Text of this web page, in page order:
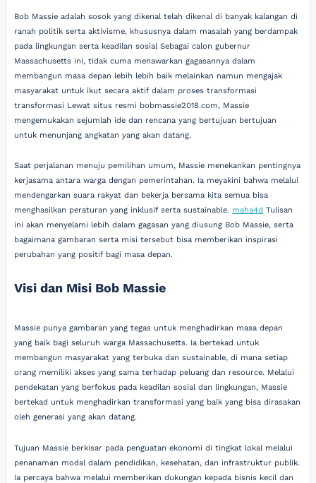
Bob Massie adalah sosok yang dikenal telah dikenal di banyak kalangan di
ranah politik serta aktivisme, khususnya dalam masalah yang berdampak
pada lingkungan serta keadilan sosial Sebagai calon gubernur
Massachusetts ini, tidak cuma menawarkan gagasannya dalam
membangun masa depan lebih lebih baik melainkan namun mengajak
masyarakat untuk ikut secara aktif dalam proses transformasi
transformasi Lewat situs resmi bobmassie2018.com, Massie
mengemukakan sejumlah ide dan rencana yang bertujuan bertujuan
untuk menunjang angkatan yang akan datang.
Saat perjalanan menuju pemilihan umum, Massie menekankan pentingnya
kerjasama antara warga dengan pemerintahan. Ia meyakini bahwa melalui
mendengarkan suara rakyat dan bekerja bersama kita semua bisa
menghasilkan peraturan yang inklusif serta sustainable. maha4d Tulisan
ini akan menyelami lebih dalam gagasan yang diusung Bob Massie, serta
bagaimana gambaran serta misi tersebut bisa memberikan inspirasi
perubahan yang positif bagi masa depan.
Visi dan Misi Bob Massie
Massie punya gambaran yang tegas untuk menghadirkan masa depan
yang baik bagi seluruh warga Massachusetts. Ia bertekad untuk
membangun masyarakat yang terbuka dan sustainable, di mana setiap
orang memiliki akses yang sama terhadap peluang dan resource. Melalui
pendekatan yang berfokus pada keadilan sosial dan lingkungan, Massie
bertekad untuk menghadirkan transformasi yang baik yang bisa dirasakan
oleh generasi yang akan datang.
Tujuan Massie berkisar pada penguatan ekonomi di tingkat lokal melalui
penanaman modal dalam pendidikan, kesehatan, dan infrastruktur publik.
Ia percaya bahwa melalui memberikan dukungan kepada bisnis kecil dan